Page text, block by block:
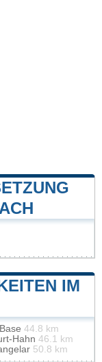
IM
44.8 km
Hahn 46.1 km
50.8 km